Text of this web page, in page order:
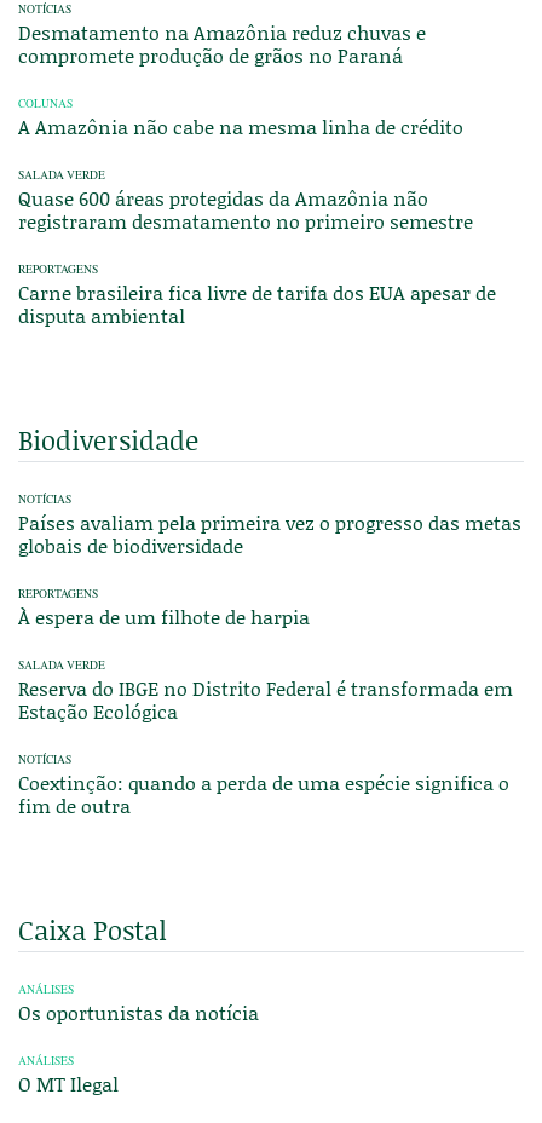
NOTÍCIAS
Desmatamento na Amazônia reduz chuvas e
compromete produção de grãos no Paraná
COLUNAS
A Amazônia não cabe na mesma linha de crédito
SALADA VERDE
Quase 600 áreas protegidas da Amazônia não
registraram desmatamento no primeiro semestre
REPORTAGENS
Carne brasileira fica livre de tarifa dos EUA apesar de
disputa ambiental
Biodiversidade
NOTÍCIAS
Países avaliam pela primeira vez o progresso das metas
globais de biodiversidade
REPORTAGENS
À espera de um filhote de harpia
SALADA VERDE
Reserva do IBGE no Distrito Federal é transformada em
Estação Ecológica
NOTÍCIAS
Coextinção: quando a perda de uma espécie significa o
fim de outra
Caixa Postal
ANÁLISES
Os oportunistas da notícia
ANÁLISES
O MT Ilegal